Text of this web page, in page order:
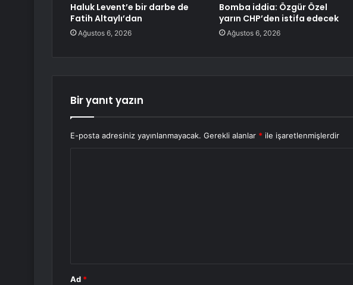
Haluk Levent’e bir darbe de
Fatih Altaylı’dan
Ağustos 6, 2026
Bomba iddia: Özgür Özel
yarın CHP’den istifa edecek
Ağustos 6, 2026
Bir yanıt yazın
E-posta adresiniz yayınlanmayacak. Gerekli alanlar * ile işaretlenmişlerdir
Ad *